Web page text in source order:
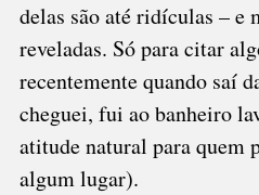
delas são até ridículas – e
reveladas. Só para citar
recentemente quando saí
cheguei, fui ao banheiro
atitude natural para quem
algum lugar).